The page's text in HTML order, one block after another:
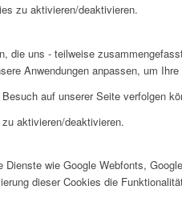
zu aktivieren/deaktivieren.
die uns - teilweise
Anwendungen anpassen, um
auf unserer Seite verfolgen
aktivieren/deaktivieren.
wie Google Webfonts,
dieser Cookies die